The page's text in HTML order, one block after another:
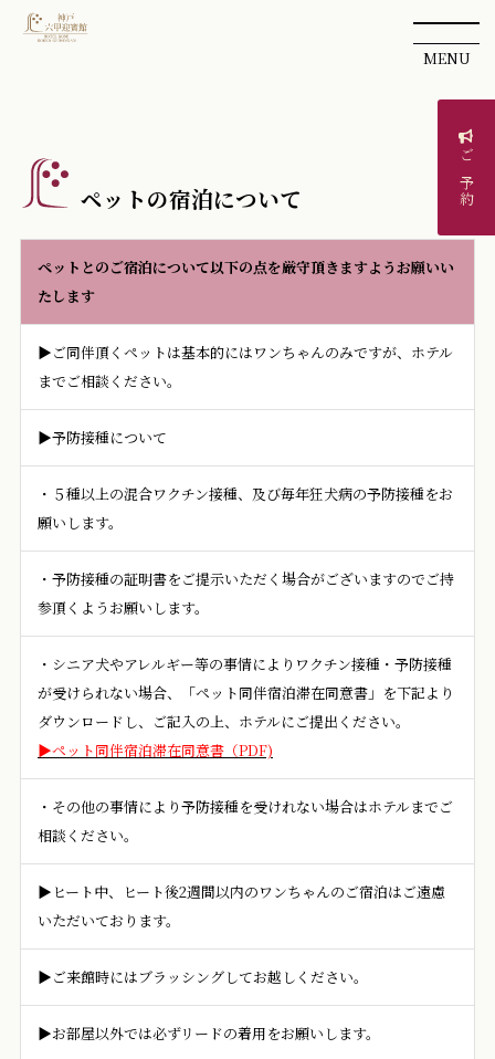
ご予約
ペットの宿泊について
ペットとのご宿泊について以下の点を厳守頂きますようお願いい
たします
▶ご同伴頂くペットは基本的にはワンちゃんのみですが、ホテル
までご相談ください。
▶予防接種について
・５種以上の混合ワクチン接種、及び毎年狂犬病の予防接種をお
願いします。
・予防接種の証明書をご提示いただく場合がございますのでご持
参頂くようお願いします。
・シニア犬やアレルギー等の事情によりワクチン接種・予防接種
が受けられない場合、「ペット同伴宿泊滞在同意書」を下記より
ダウンロードし、ご記入の上、ホテルにご提出ください。
▶ペット同伴宿泊滞在同意書（PDF)
・その他の事情により予防接種を受けれない場合はホテルまでご
相談ください。
▶ヒート中、ヒート後2週間以内のワンちゃんのご宿泊はご遠慮
いただいております。
▶ご来館時にはブラッシングしてお越しください。
▶お部屋以外では必ずリードの着用をお願いします。
MENU